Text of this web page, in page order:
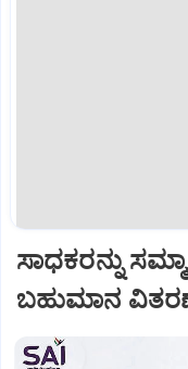
ಸಾಧಕರನ್ನು
ಬಹುಮಾನ